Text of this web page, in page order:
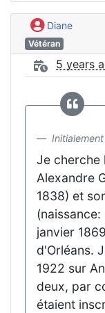
Diane
Vétéran
5 years
Je cherche
Alexandre
1838) et
janvier
d'Orléans.
1922 sur
deux, par
étaient